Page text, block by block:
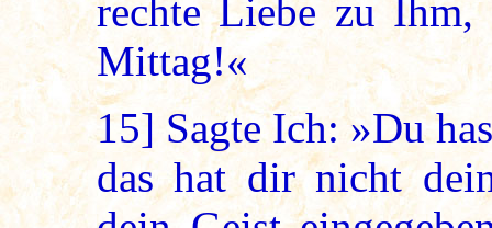
rechte Liebe zu
Mittag!«
15] Sagte Ich: »Du
das hat dir nicht